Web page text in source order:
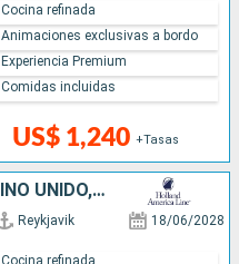
US$ 1,240 +Tasas
Cocina refinada
Animaciones exclusivas a bordo
Experiencia Premium
Comidas incluidas
ISLANDIA, PAISES BAJOS, REINO UNIDO, DINAMARCA
Reykjavik 18/06/2028
Cocina refinada